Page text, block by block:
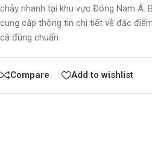
chảy nhanh tại khu vực Đông Nam Á.
cung cấp thông tin chi tiết về đặc
cá đúng chuẩn.
Compare Add to wishlist